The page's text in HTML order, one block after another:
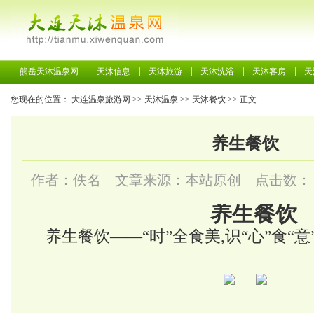
熊岳天沐温泉网 天沐信息 天沐旅游 天沐洗浴 天沐客房
您现在的位置： 大连温泉旅游网 >> 天沐温泉 >> 天沐餐饮 >> 正文
养生餐饮
作者：佚名 文章来源：本站原创 点击数：
养生餐饮
养生餐饮——“时”全食美,识“心”食“